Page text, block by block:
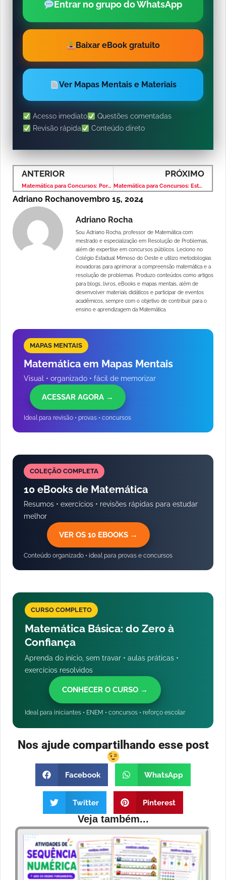
Entrar no grupo do WhatsApp
Baixar eBook gratuito
Ver Mapas Mentais e Materiais
Acesso imediato
Questões comentadas
Revisão rápida
Conteúdo direto
ANTERIOR
Matemática para Concursos: Porcentagem – Banca VUNESP – Nível Médio
PRÓXIMO
Matemática para Concursos: Estatística – Banca VUNESP – Nível Médio
Adriano Rochanovembro 15, 2024
Adriano Rocha
Sou Adriano Rocha, professor de Matemática com
mestrado e especialização em Resolução de Problemas,
além de expertise em concursos públicos. Leciono no
Colégio Estadual Mimoso do Oeste e utilizo metodologias
inovadoras para aprimorar a compreensão matemática e a
resolução de problemas. Produzo conteúdos como artigos
para blogs, livros, eBooks e mapas mentais, além de
desenvolver materiais didáticos e participar de eventos
acadêmicos, sempre com o objetivo de contribuir para o
ensino e aprendizagem da Matemática.
MAPAS MENTAIS
Matemática em Mapas Mentais
Visual • organizado • fácil de memorizar
ACESSAR AGORA →
Ideal para revisão • provas • concursos
COLEÇÃO COMPLETA
10 eBooks de Matemática
Resumos • exercícios • revisões rápidas para estudar
melhor
VER OS 10 EBOOKS →
Conteúdo organizado • ideal para provas e concursos
CURSO COMPLETO
Matemática Básica: do Zero à
Confiança
Aprenda do início, sem travar • aulas práticas •
exercícios resolvidos
CONHECER O CURSO →
Ideal para iniciantes • ENEM • concursos • reforço escolar
Nos ajude compartilhando esse post
Facebook WhatsApp
Twitter Pinterest
Veja também...